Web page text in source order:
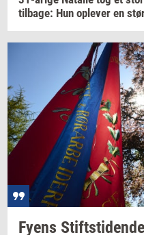
til­ba­ge: Hun op­le­ver en
Fyens Stift­s­ti­den­de